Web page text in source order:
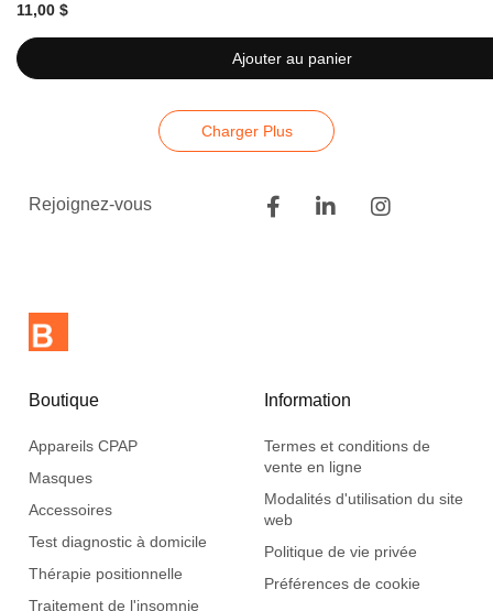
Ajouter au panier
11,00 $
Charger Plus
Rejoignez-vous
Boutique
Appareils CPAP
Masques
Accessoires
Test diagnostic à domicile
Thérapie positionnelle
Traitement de l'insomnie
Information
Termes et conditions de
vente en ligne
Modalités d'utilisation du site
web
Politique de vie privée
Préférences de cookie